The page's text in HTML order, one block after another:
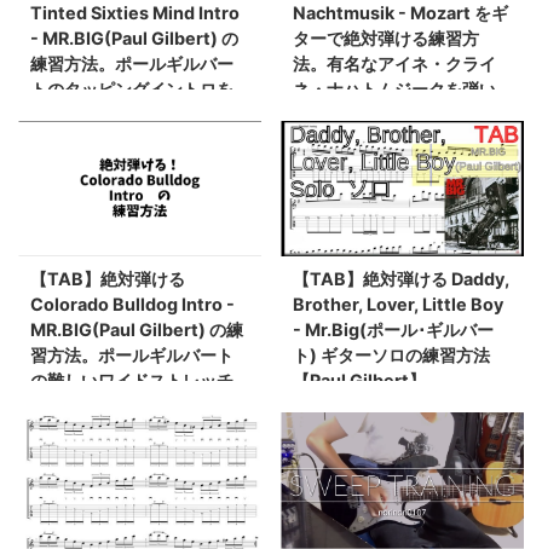
Tinted Sixties Mind Intro
- MR.BIG(Paul Gilbert) の
練習方法。ポールギルバー
トのタッピングイントロを
Nachtmusik - Mozart をギ
ターで絶対弾ける練習方
法。有名なアイネ・クライ
ネ・ナハトムジークを弾い
Gilbert ver】
【TAB】絶対弾ける
Colorado Bulldog Intro -
MR.BIG(Paul Gilbert) の練
習方法。ポールギルバート
の難しいワイドストレッチ
にオススメ！
【TAB】絶対弾ける Daddy,
Brother, Lover, Little Boy
- Mr.Big(ポール･ギルバー
ト) ギターソロの練習方法
【Paul Gilbert】